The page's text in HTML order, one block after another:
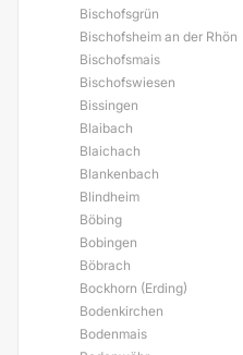
Bischofsgrün
Bischofsheim an der Rhön
Bischofsmais
Bischofswiesen
Bissingen
Blaibach
Blaichach
Blankenbach
Blindheim
Böbing
Bobingen
Böbrach
Bockhorn (Erding)
Bodenkirchen
Bodenmais